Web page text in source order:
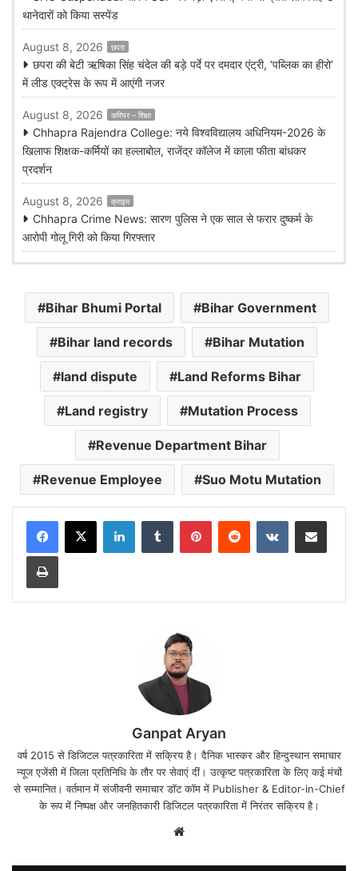
थानेदारों को किया सस्पेंड
August 8, 2026 छपरा
छपरा की बेटी ऋषिका सिंह चंदेल की बड़े पर्दे पर दमदार एंट्री, ‘पब्लिक का हीरो’
में लीड एक्ट्रेस के रूप में आएंगी नजर
August 8, 2026 करियर – शिक्षा
Chhapra Rajendra College: नये विश्वविद्यालय अधिनियम-2026 के
खिलाफ शिक्षक-कर्मियों का हल्लाबोल, राजेंद्र कॉलेज में काला फीता बांधकर
प्रदर्शन
August 8, 2026 क्राइम
Chhapra Crime News: सारण पुलिस ने एक साल से फरार दुष्कर्म के
आरोपी गोलू गिरी को किया गिरफ्तार
Bihar Bhumi Portal Bihar Government
Bihar land records Bihar Mutation
land dispute Land Reforms Bihar
Land registry Mutation Process
Revenue Department Bihar
Revenue Employee Suo Motu Mutation
LinkedInTumblr PinterestReddit VKontakteShare via Email
Print
Ganpat Aryan
वर्ष 2015 से डिजिटल पत्रकारिता में सक्रिय है। दैनिक भास्कर और हिन्दुस्थान समाचार
न्यूज एजेंसी में जिला प्रतिनिधि के तौर पर सेवाएं दीं। उत्कृष्ट पत्रकारिता के लिए कई मंचों
से सम्मानित। वर्तमान में संजीवनी समाचार डॉट कॉम में Publisher & Editor-in-Chief
के रूप में निष्पक्ष और जनहितकारी डिजिटल पत्रकारिता में निरंतर सक्रिय है।